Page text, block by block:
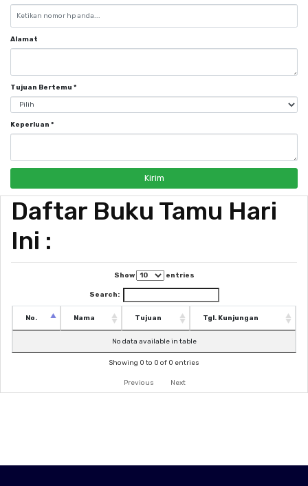
Alamat
Tujuan Bertemu *
Keperluan *
Kirim
Daftar Buku Tamu Hari
Ini :
Show entries
Search:
No. Nama Tujuan Tgl. Kunjungan
No data available in table
Showing 0 to 0 of 0 entries
Previous Next